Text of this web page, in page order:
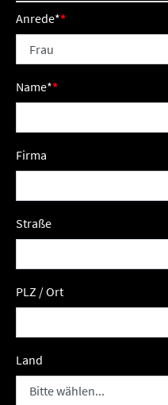
Anrede*
Name*
Firma
Straße
PLZ / Ort
Land